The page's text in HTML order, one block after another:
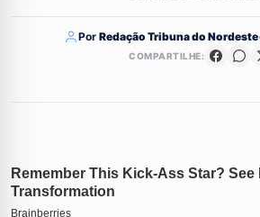
Por Redação Tribuna do Nordeste
COMPARTILHE: